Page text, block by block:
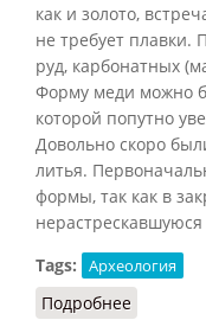
как и золото,
не требует плавки.
руд, карбонатных
Форму меди можно
которой попутно
Довольно скоро
литья.
формы, так как в
нерастрескавшуюся
Tags:
Археология
Подробнее